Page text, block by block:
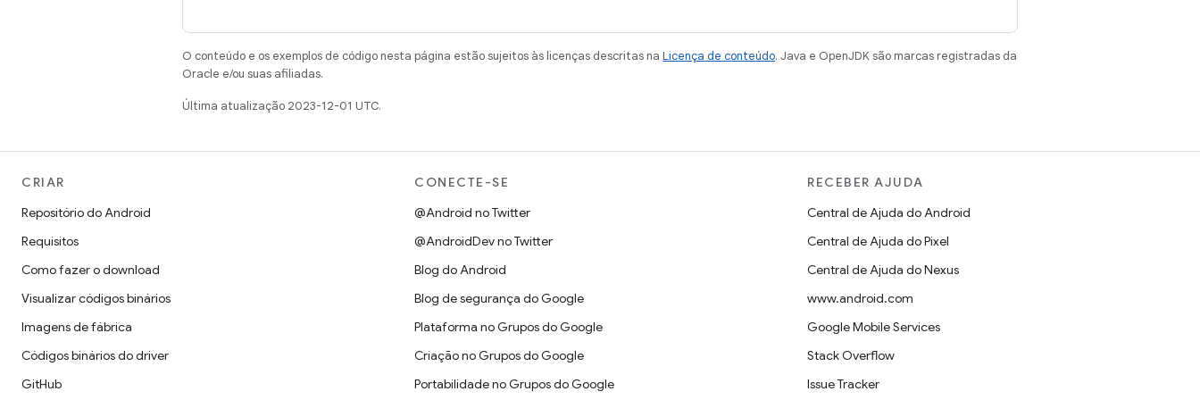
O conteúdo e os exemplos de código nesta página estão sujeitos às licenças descritas na Licença de conteúdo. Java e OpenJDK são marcas registradas da
Oracle e/ou suas afiliadas.
Última atualização 2023-12-01 UTC.
CRIAR
Repositório do Android
Requisitos
Como fazer o download
Visualizar códigos binários
Imagens de fábrica
Códigos binários do driver
GitHub
CONECTE-SE
@Android no Twitter
@AndroidDev no Twitter
Blog do Android
Blog de segurança do Google
Plataforma no Grupos do Google
Criação no Grupos do Google
Portabilidade no Grupos do Google
RECEBER AJUDA
Central de Ajuda do Android
Central de Ajuda do Pixel
Central de Ajuda do Nexus
www.android.com
Google Mobile Services
Stack Overflow
Issue Tracker